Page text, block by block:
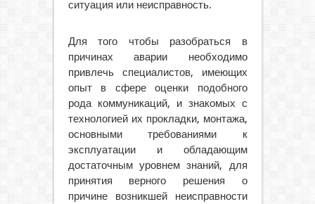
ситуация или неисправность.
Для того чтобы разобраться в
причинах аварии необходимо
привлечь специалистов, имеющих
опыт в сфере оценки подобного
рода коммуникаций, и знакомых с
технологией их прокладки, монтажа,
основными требованиями к
эксплуатации и обладающим
достаточным уровнем знаний, для
принятия верного решения о
причине возникшей неисправности